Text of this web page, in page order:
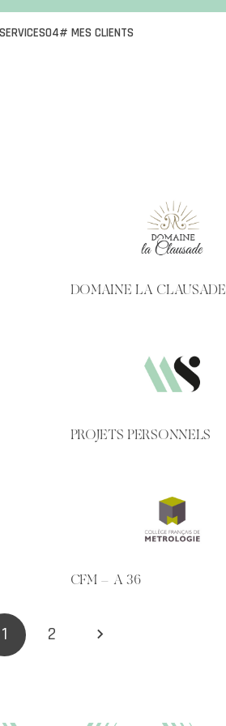
04# MES CLIENTS
DOMAINE LA CLAUSADE
PROJETS PERSONNELS
CFM – A 36
1 2